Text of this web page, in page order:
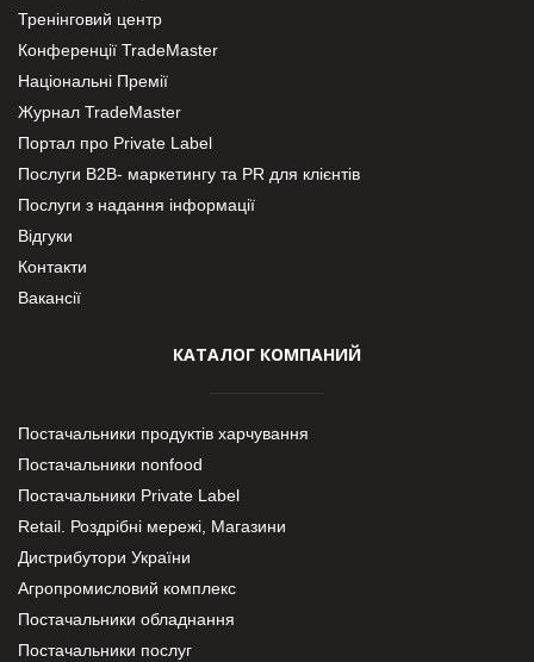
Тренінговий центр
Конференції TradeMaster
Національні Премії
Журнал TradeMaster
Портал про Private Label
Послуги В2В- маркетингу та PR для клієнтів
Послуги з надання інформації
Відгуки
Контакти
Вакансії
КАТАЛОГ КОМПАНИЙ
Постачальники продуктів харчування
Постачальники nonfood
Постачальники Private Label
Retail. Роздрібні мережі, Магазини
Дистрибутори України
Агропромисловий комплекс
Постачальники обладнання
Постачальники послуг